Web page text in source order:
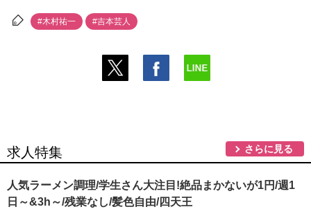
#木村祐一 #吉本芸人
求人特集 さらに見る
人気ラーメン調理/学生さん大注目!絶品まかないが1円/週1
日～&3h～/残業なし/髪色自由/四天王